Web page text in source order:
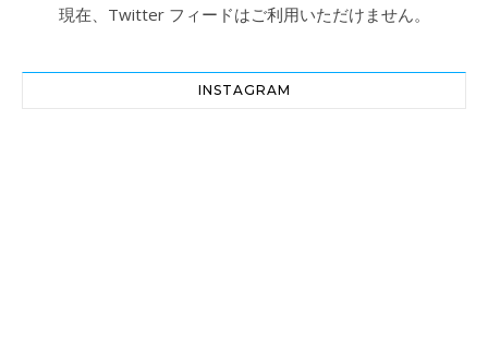
現在、Twitter フィードはご利用いただけません。
INSTAGRAM